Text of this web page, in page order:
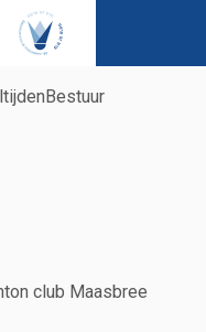
Bestuur
club Maasbree